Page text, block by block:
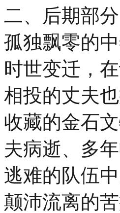
二、后期部分
孤独飘零的
时世变迁，
相投的丈夫
收藏的金石
夫病逝、多
逃难的队伍
颠沛流离的